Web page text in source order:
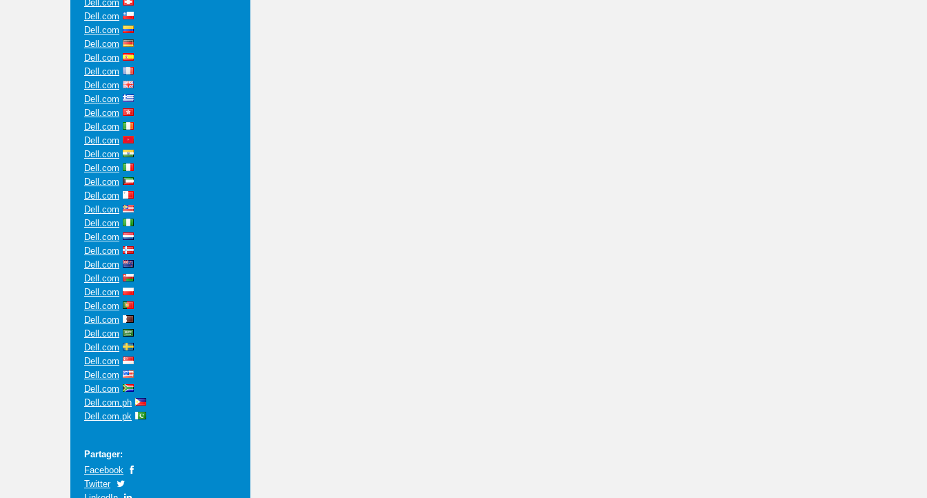
Dell.com
Dell.com
Dell.com
Dell.com
Dell.com
Dell.com
Dell.com
Dell.com
Dell.com
Dell.com
Dell.com
Dell.com
Dell.com
Dell.com
Dell.com
Dell.com
Dell.com
Dell.com
Dell.com
Dell.com
Dell.com
Dell.com
Dell.com
Dell.com
Dell.com
Dell.com
Dell.com
Dell.com
Dell.com
Dell.com.ph
Dell.com.pk
Partager:
Facebook
Twitter